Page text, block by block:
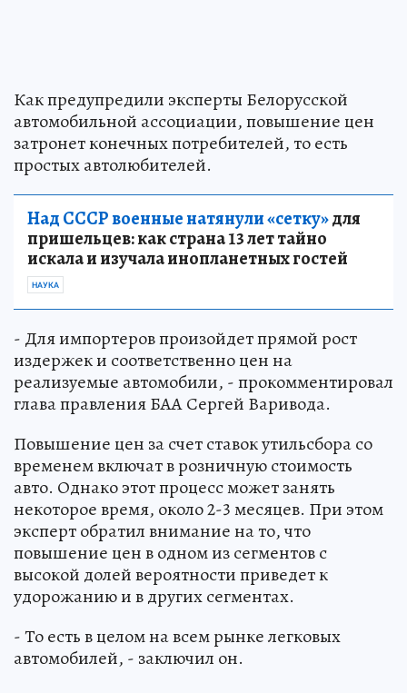
Как предупредили эксперты Белорусской
автомобильной ассоциации, повышение цен
затронет конечных потребителей, то есть
простых автолюбителей.
Над СССР военные натянули «сетку»для
пришельцев: как страна 13 лет тайно
искала и изучала инопланетных гостей
НАУКА
- Для импортеров произойдет прямой рост
издержек и соответственно цен на
реализуемые автомобили, - прокомментировал
глава правления БАА Сергей Варивода.
Повышение цен за счет ставок утильсбора со
временем включат в розничную стоимость
авто. Однако этот процесс может занять
некоторое время, около 2-3 месяцев. При этом
эксперт обратил внимание на то, что
повышение цен в одном из сегментов с
высокой долей вероятности приведет к
удорожанию и в других сегментах.
- То есть в целом на всем рынке легковых
автомобилей, - заключил он.